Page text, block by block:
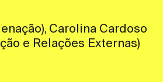
Carolina Cardoso
e Relações Externas)